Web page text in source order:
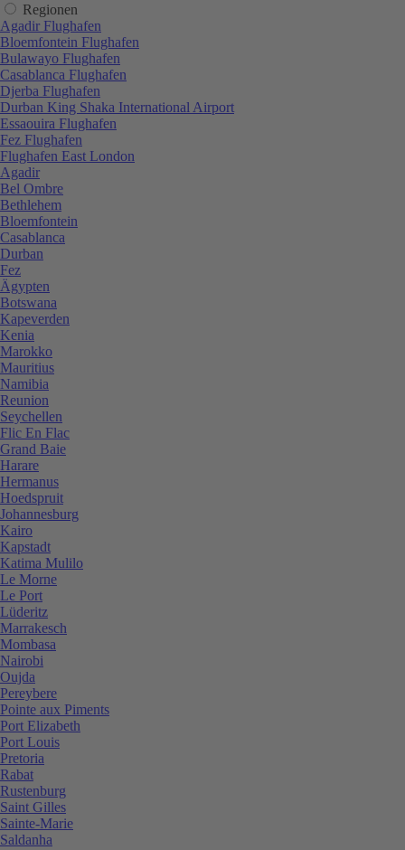
Regionen
Agadir Flughafen
Bloemfontein Flughafen
Bulawayo Flughafen
Casablanca Flughafen
Djerba Flughafen
Durban King Shaka International Airport
Essaouira Flughafen
Fez Flughafen
Flughafen East London
Agadir
Bel Ombre
Bethlehem
Bloemfontein
Casablanca
Durban
Fez
Ägypten
Botswana
Kapeverden
Kenia
Marokko
Mauritius
Namibia
Reunion
Seychellen
Flic En Flac
Grand Baie
Harare
Hermanus
Hoedspruit
Johannesburg
Kairo
Kapstadt
Katima Mulilo
Le Morne
Le Port
Lüderitz
Marrakesch
Mombasa
Nairobi
Oujda
Pereybere
Pointe aux Piments
Port Elizabeth
Port Louis
Pretoria
Rabat
Rustenburg
Saint Gilles
Sainte-Marie
Saldanha